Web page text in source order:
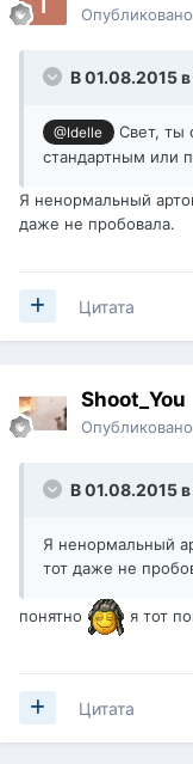
Опубликовано
В 01.08.2015
@Idelle
Свет, ты
стандартным или
Я ненормальный
даже не пробовала.
Цитата
Shoot_You
Опубликовано
В 01.08.2015 в
Я ненормальный
тот даже не
понятно я тот
Цитата